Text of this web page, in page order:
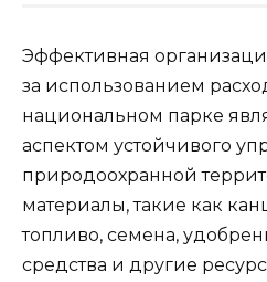
Эффективная
за использованием
национальном парке
аспектом устойчивого
природоохранной
материалы, такие как
топливо, семена,
средства и другие